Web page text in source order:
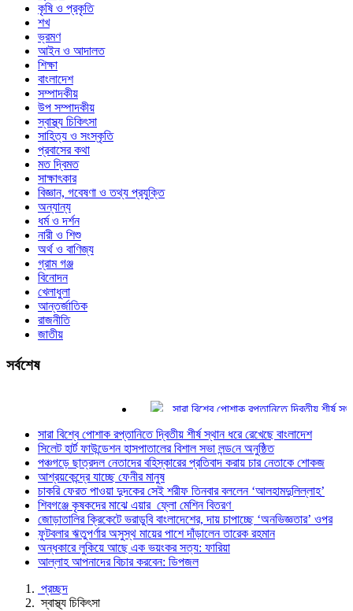
কৃষি ও প্রকৃতি
শখ
ভ্রমণ
আইন ও আদালত
শিক্ষা
বাংলাদেশ
সম্পাদকীয়
উপ সম্পাদকীয়
স্বাস্থ্য চিকিৎসা
সাহিত্য ও সংস্কৃতি
প্রবাসের কথা
মত দ্বিমত
সাক্ষাৎকার
বিজ্ঞান, গবেষণা ও তথ্য প্রযুক্তি
অন্যান্য
ধর্ম ও দর্শন
নারী ও শিশু
অর্থ ও বাণিজ্য
গ্রাম গঞ্জ
বিনোদন
খেলাধুলা
আন্তর্জাতিক
রাজনীতি
জাতীয়
সর্বশেষ
সারা বিশ্বে পোশাক রপ্তানিতে দ্বিতীয় শীর্ষ স্থান
সিলেট হার্ট ফাউন্ডেশন হাসপাতালের বিশাল সভা
পঞ্চগড়ে ছাত্রদল নেতাদের বহিস্কারের প্রতিবাদ
আশ্রয়কেন্দ্রে যাচ্ছে ফেনীর মানুষ
চাকরি ফেরত পাওয়া দুদকের সেই শরীফ তিনবার
শিবগঞ্জে কৃষকদের মাঝে এয়ার ফ্লো মেশিন বিতরণ
জোড়াতালির ক্রিকেটে ভরাডুবি বাংলাদেশের, দায়
ফুটবলার ঋতুপর্ণার অসুস্থ মায়ের পাশে দাঁড়ালেন
অন্ধকারে লুকিয়ে আছে এক ভয়ংকর সত্য: ফারিয়া
আল্লাহ আপনাদের বিচার করবেন: ডিপজল
সারা বিশ্বে পোশাক রপ্তানিতে দ্বিতীয় শীর্ষ স্থান ধরে রেখেছে বাংলাদেশ
সিলেট হার্ট ফাউন্ডেশন হাসপাতালের বিশাল সভা লন্ড‌নে অনুষ্ঠিত
পঞ্চগড়ে ছাত্রদল নেতাদের বহিস্কারের প্রতিবাদ করায় চার নেতাকে শোকজ
আশ্রয়কেন্দ্রে যাচ্ছে ফেনীর মানুষ
চাকরি ফেরত পাওয়া দুদকের সেই শরীফ তিনবার বললেন ‘আলহামদুলিল্লাহ’
শিবগঞ্জে কৃষকদের মাঝে এয়ার ফ্লো মেশিন বিতরণ
জোড়াতালির ক্রিকেটে ভরাডুবি বাংলাদেশের, দায় চাপাচ্ছে ‘অনভিজ্ঞতার’ ওপর
ফুটবলার ঋতুপর্ণার অসুস্থ মায়ের পাশে দাঁড়ালেন তারেক রহমান
অন্ধকারে লুকিয়ে আছে এক ভয়ংকর সত্য: ফারিয়া
আল্লাহ আপনাদের বিচার করবেন: ডিপজল
প্রচ্ছদ
স্বাস্থ্য চিকিৎসা